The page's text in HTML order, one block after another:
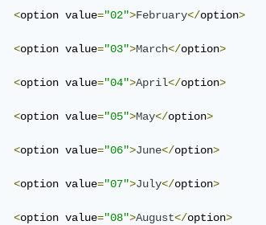
<option value="02">February</option>
<option value="03">March</option>
<option value="04">April</option>
<option value="05">May</option>
<option value="06">June</option>
<option value="07">July</option>
<option value="08">August</option>